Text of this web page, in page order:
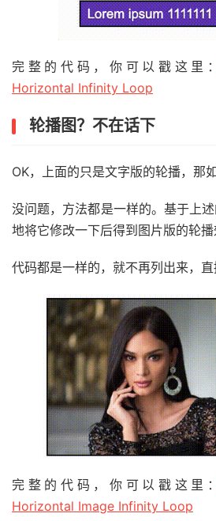
%,
%
{
transform
translate calc
0);
}
完整的代码，你可以戳这里：
Horizontal Infinity Loop
轮播图？不在话下
OK，上面的只是文字版的轮播，那
没问题，方法都是一样的。基于上
地将它修改一下后得到图片版的轮播
代码都是一样的，就不再列出来，直
完整的代码，你可以戳这里：
Horizontal Image Infinity Loop